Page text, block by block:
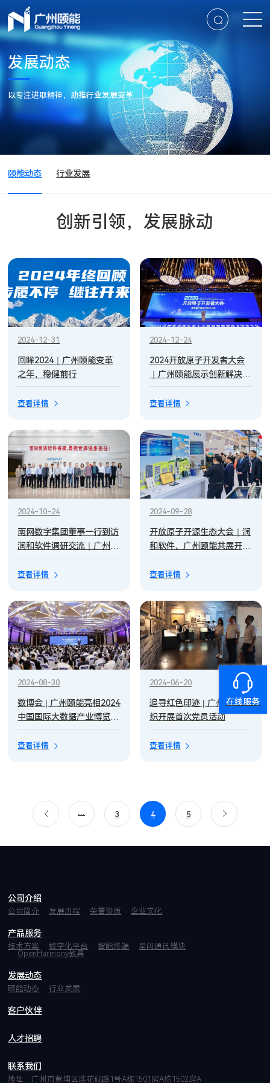
发展动态
以专注进取精神，助推行业发展变革
颐能动态 行业发展
创新引领，发展脉动
2024-12-31
回眸2024｜广州颐能变革
之年，稳健前行
查看详情
2024-12-24
2024开放原子开发者大会
｜广州颐能展示创新解决方
案，助力“电鸿”开源生态蓬
勃发展
查看详情
2024-10-24
南网数字集团董事一行到访
润和软件调研交流｜广州颐
能深耕电鸿技术研发及创新
应用之路
查看详情
2024-09-28
开放原子开源生态大会｜润
和软件、广州颐能共展开源
技术新成果，共促电力数字
化转型
查看详情
2024-08-30
数博会 | 广州颐能亮相2024
中国国际大数据产业博览
会，激发行业新动能
查看详情
2024-06-20
追寻红色印迹 | 广州颐能组
织开展首次党员活动
查看详情
... 3 4 5
公司介绍
公司简介 发展历程 荣誉资质 企业文化
产品服务
技术方案 数字化平台 智能终端
星闪通讯模块
OpenHarmony教具
发展动态
颐能动态 行业发展
客户伙伴
人才招聘
联系我们
地址：广州市黄埔区莲花砚路1号A栋1501房A栋1502房A
在线服务